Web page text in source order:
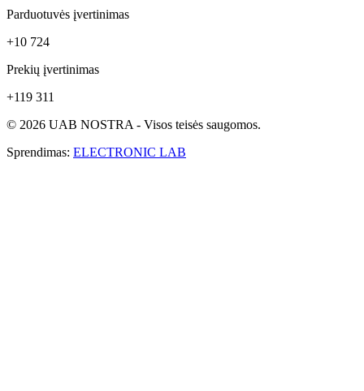
Parduotuvės įvertinimas
+10 724
Prekių įvertinimas
+119 311
© 2026 UAB NOSTRA - Visos teisės saugomos.
Sprendimas: ELECTRONIC LAB